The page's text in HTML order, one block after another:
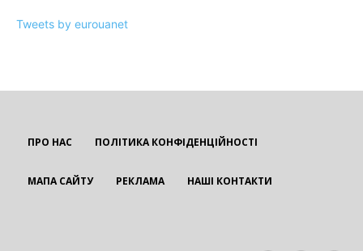
Tweets by eurouanet
ПРО НАС ПОЛІТИКА КОНФІДЕНЦІЙНОСТІ
МАПА САЙТУ РЕКЛАМА НАШІ КОНТАКТИ